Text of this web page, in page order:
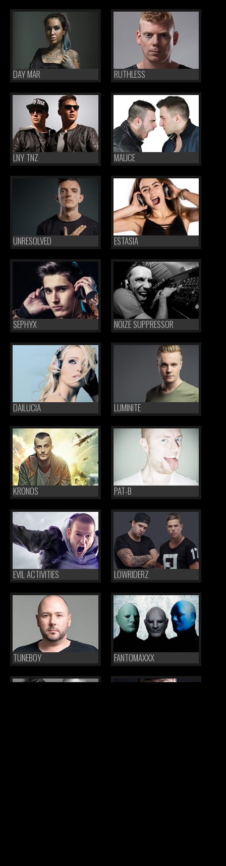
DAY MAR RUTHLESS
LNY TNZ MALICE
UNRESOLVED ESTASIA
SEPHYX NOIZE SUPPRESSOR
DAILUCIA LUMINITE
KRONOS PAT-B
EVIL ACTIVITIES LOWRIDERZ
TUNEBOY FANTOMAXXX